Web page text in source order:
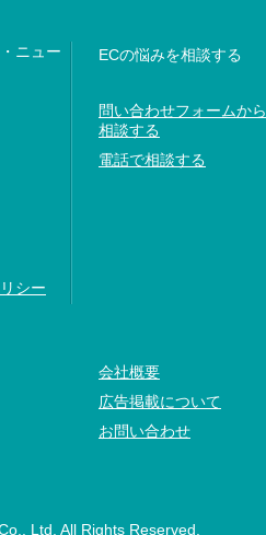
ニュー
シー
ECの悩みを相談する
問い合わせフォームから
相談する
電話で相談する
会社概要
広告掲載について
お問い合わせ
Ltd. All Rights Reserved.